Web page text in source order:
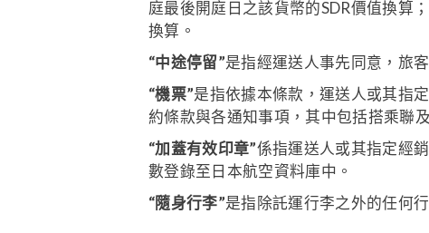
庭最後開庭日之該貨幣的SDR價值換算
換算。
“中途停留”是指經運送人事先同意，旅
“機票”是指依據本條款，運送人或其指
約條款與各通知事項，其中包括搭乘聯
“加蓋有效印章”係指運送人或其指定經
數登錄至日本航空資料庫中。
“隨身行李”是指除託運行李之外的任何行